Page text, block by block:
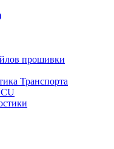
прошивки
Транспорта